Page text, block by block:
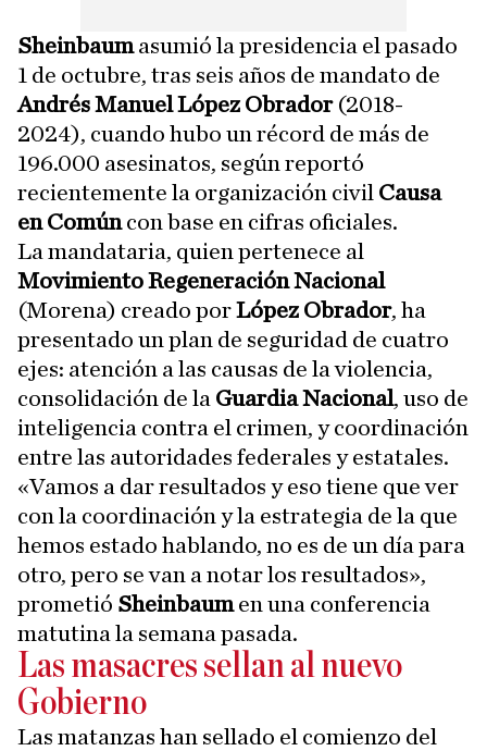
Sheinbaumasumió la presidencia el pasado
1 de octubre, tras seis años de mandato de
Andrés Manuel López Obrador(2018-
2024), cuando hubo un récord de más de
196.000 asesinatos, según reportó
recientemente la organización civil Causa
en Comúncon base en cifras oficiales.
La mandataria, quien pertenece al
Movimiento Regeneración Nacional
(Morena) creado porLópez Obrador, ha
presentado un plan de seguridad de cuatro
ejes: atención a las causas de la violencia,
consolidación de la Guardia Nacional, uso de
inteligencia contra el crimen, y coordinación
entre las autoridades federales y estatales.
«Vamos a dar resultados y eso tiene que ver
con la coordinación y la estrategia de la que
hemos estado hablando, no es de un día para
otro, pero se van a notar los resultados»,
prometió Sheinbaumen una conferencia
matutina la semana pasada.
Las masacres sellan al nuevo
Gobierno
Las matanzas han sellado el comienzo del